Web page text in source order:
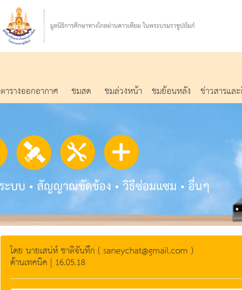
ตารางออกอากาศ ชมสด ชมล่วงหน้า ชมย้อนหลัง ข่าวสารแล
โดย นายเสน่ห์ ชาติจันทึก ( saneychat@gmail.com )
ด้านเทคนิค | 16.05.18